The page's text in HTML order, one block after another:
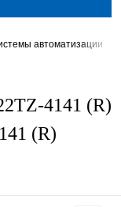
автоматизации
4141 (R)
(R)